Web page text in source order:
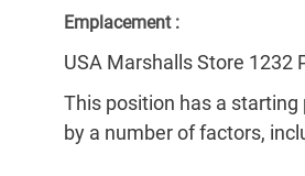
Emplacement :
USA Marshalls Store 1232
This position has a
by a number of factors,